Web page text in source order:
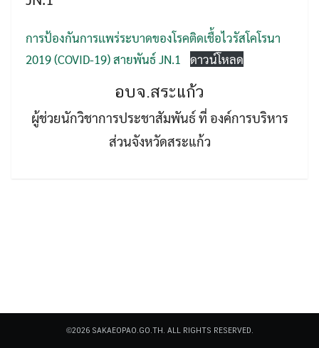
Search
การป้องกันการเเพร่ระบาดของโรคติดเชื้อไวรัสโคโรนา
2019 (COVID-19) สายพันธ์ JN.1
ดาวน์โหลด
อบจ.สระแก้ว
ผู้ช่วยนักวิชาการประชาสัมพันธ์ ที่ องค์การบริหาร
ส่วนจังหวัดสระแก้ว
©2026 SAKAEOPAO.GO.TH. ALL RIGHTS RESERVED.